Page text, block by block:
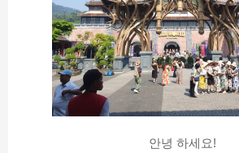
안녕 하세요!